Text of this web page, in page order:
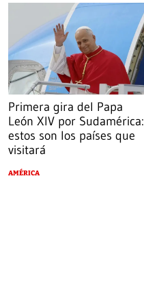
Primera gira del Papa
León XIV por Sudamérica:
estos son los países que
visitará
AMÉRICA